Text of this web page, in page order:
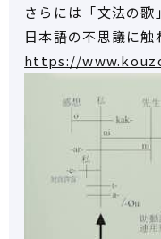
さらには「文法の歌
日本語の不思議に触
https://